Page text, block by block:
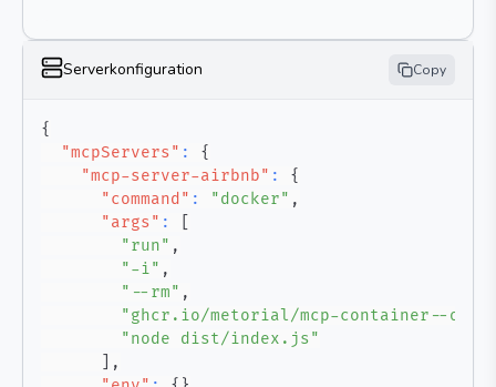
Serverkonfiguration Copy
{
"mcpServers" :
{
"mcp-server-airbnb" :
{
"command" : "docker" ,
"args" :
"run" ,
"-i" ,
"--rm" ,
"ghcr.io/metorial/mcp-container--
"node dist/index.js"
,